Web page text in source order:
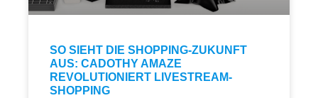
SO SIEHT DIE SHOPPING-ZUKUNFT
AUS: CADOTHY AMAZE
REVOLUTIONIERT LIVESTREAM-
SHOPPING